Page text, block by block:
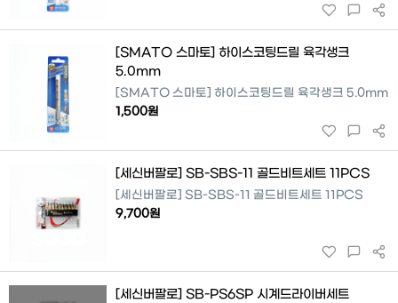
[SMATO 스마토] 하이스코팅드릴 육각생크
5.0mm
[SMATO 스마토] 하이스코팅드릴 육각생크 5.0mm
1,500원
[세신버팔로] SB-SBS-11 골드비트세트 11PCS
[세신버팔로] SB-SBS-11 골드비트세트 11PCS
9,700원
[세신버팔로] SB-PS6SP 시계드라이버세트